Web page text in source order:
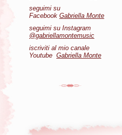
seguimi su
Facebook Gabriella Monte
seguimi su Instagram
@gabriellamontemusic
iscriviti al mio canale
Youtube Gabriella Monte